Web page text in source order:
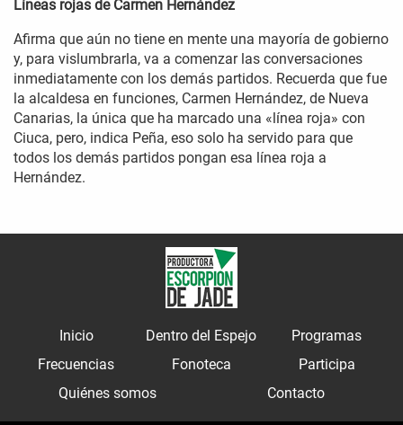
Líneas rojas de Carmen Hernández
Afirma que aún no tiene en mente una mayoría de gobierno
y, para vislumbrarla, va a comenzar las conversaciones
inmediatamente con los demás partidos. Recuerda que fue
la alcaldesa en funciones, Carmen Hernández, de Nueva
Canarias, la única que ha marcado una «línea roja» con
Ciuca, pero, indica Peña, eso solo ha servido para que
todos los demás partidos pongan esa línea roja a
Hernández.
Inicio Dentro del Espejo
Programas
Frecuencias
Fonoteca
Participa
Quiénes somos
Contacto